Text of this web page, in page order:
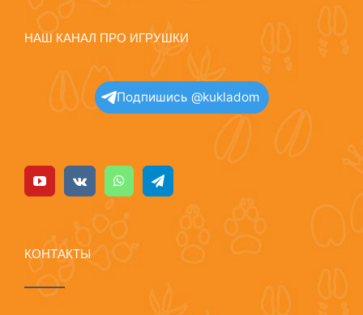
НАШ КАНАЛ ПРО ИГРУШКИ
Подпишись @kukladom
КОНТАКТЫ